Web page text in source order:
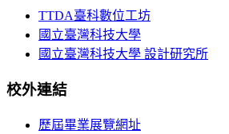
TTDA臺科數位工坊
國立臺灣科技大學
國立臺灣科技大學 設計研究所
校外連結
歷屆畢業展覽網址